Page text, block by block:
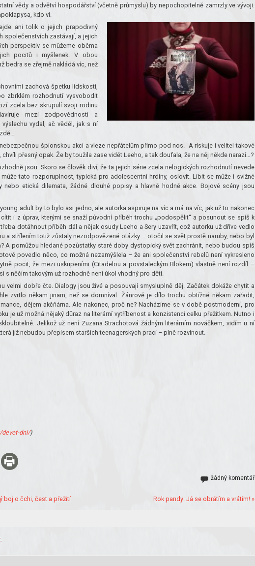
vědy a odvětví hospodářství (včetně průmyslu) by nepochopitelně zamrzly ve vývoji.
kdo ví.
ani tolik o jejich prapodivný
společenstvích zastávají, a jejich
perspektiv se můžeme oběma
pocitů i myšlenek. V obou
bedra se zřejmě nakládá víc, než
zachová špetku lidskosti,
zbrklém rozhodnutí vysvobodit
zcela bez skrupulí svoji rodinu
mezi zodpovědností a
vydal, ač věděl, jak s ní
špionskou akci a vleze nepřátelům přímo pod nos. A riskuje i velitel takové
přesný opak. Že by toužila zase vidět Leeho, a tak doufala, že na něj někde narazí…?
jsou. Skoro se člověk diví, že ta jejich série zcela nelogických rozhodnutí nevede
tato rozporuplnost, typická pro adolescentní hrdiny, oslovit. Líbit se může i svižné
nebo etická dilemata, žádné dlouhé popisy a hlavně hodně akce. Bojové scény jsou
adult by to bylo asi jedno, ale autorka aspiruje na víc a má na víc, jak už to nakonec
i z úprav, kterými se snaží původní příběh trochu „podospělit“ a posunout se spíš k
dotáhnout příběh dál a nějak osudy Leeho a Sery uzavřít, což autorku už dříve vedlo
a střílením totiž zůstaly nezodpovězené otázky – otočil se svět prostě naruby, nebo byl
A pomůžou hledané pozůstatky staré doby dystopický svět zachránit, nebo budou spíš
povedlo něco, co možná nezamýšlela – že ani společenství rebelů není vykresleno
pocit, že mezi uskupeními (Citadelou a povstaleckým Blokem) vlastně není rozdíl –
něčím takovým už rozhodně není úkol vhodný pro děti.
velmi dobře čte. Dialogy jsou živé a posouvají smysluplně děj. Začátek dokáže chytit a
zvrtlo někam jinam, než se domníval. Žánrově je dílo trochu obtížné někam zařadit,
dějem akčňárna. Ale nakonec, proč ne? Nacházíme se v době postmoderní, pro
je už možná nějaký důraz na literární vytříbenost a konzistenci celku přežitkem. Nutno i
Jelikož už není Zuzana Strachotová žádným literárním nováčkem, vidím u ní
již nebudou přepisem starších teenagerských prací – plně rozvinout.
devet-dni/)
žádný komentář
boj o čchi, čest a přežití Rok pandy: Já se obrátím a vrátím! »
.